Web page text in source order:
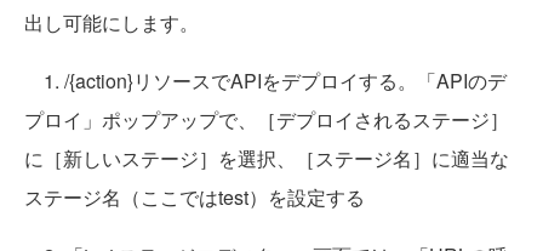
出し可能にします。
1. /{action}リソースでAPIをデプロイする。「APIのデ
プロイ」ポップアップで、［デプロイされるステージ］
に［新しいステージ］を選択、［ステージ名］に適当な
ステージ名（ここではtest）を設定する